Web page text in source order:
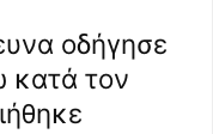
οδήγησε
κατά τον